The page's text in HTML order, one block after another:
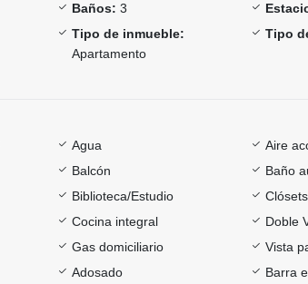
Baños: 3
Tipo de inmueble:
Apartamento
Tipo
Agua Aire
Balcón
Baño
Biblioteca/Estudio
Clósets
Cocina integral
Doble
Gas domiciliario
Vista
Adosado
Barra